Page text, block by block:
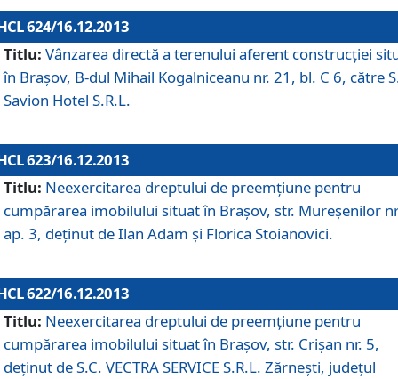
624/16.12.2013
Titlu: Vânzarea directă a terenului aferent construcţiei
în Braşov, B-dul Mihail Kogalniceanu nr. 21, bl. C 6, către
Savion Hotel S.R.L.
623/16.12.2013
Titlu: Neexercitarea dreptului de preemţiune pentru
cumpărarea imobilului situat în Braşov, str. Mureşenilor
ap. 3, deţinut de Ilan Adam şi Florica Stoianovici.
622/16.12.2013
Titlu: Neexercitarea dreptului de preemţiune pentru
cumpărarea imobilului situat în Braşov, str. Crişan nr. 5,
deţinut de S.C. VECTRA SERVICE S.R.L. Zărneşti, judeţul